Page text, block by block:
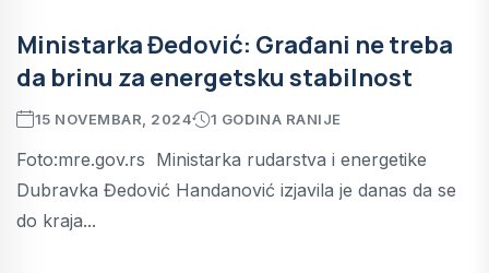
Ministarka Đedović: Građani ne treba
da brinu za energetsku stabilnost
15 NOVEMBAR, 2024 1 GODINA RANIJE
Foto:mre.gov.rs Ministarka rudarstva i energetike
Dubravka Đedović Handanović izjavila je danas da se
do kraja...